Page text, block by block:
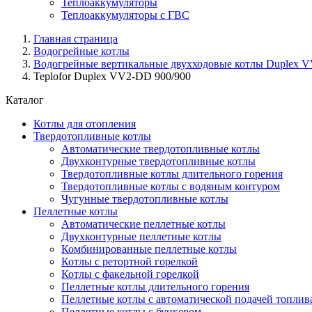
Теплоаккумуляторы
Теплоаккумуляторы с ГВС
Главная страница
Водогрейные котлы
Водогрейные вертикальные двухходовые котлы Duplex
Teplofor Duplex VV2-DD 900/900
Каталог
Котлы для отопления
Твердотопливные котлы
Автоматические твердотопливные котлы
Двухконтурные твердотопливные котлы
Твердотопливные котлы длительного горения
Твердотопливные котлы с водяным контуром
Чугунные твердотопливные котлы
Пеллетные котлы
Автоматические пеллетные котлы
Двухконтурные пеллетные котлы
Комбинированные пеллетные котлы
Котлы с ретортной горелкой
Котлы с факельной горелкой
Пеллетные котлы длительного горения
Пеллетные котлы с автоматической подачей